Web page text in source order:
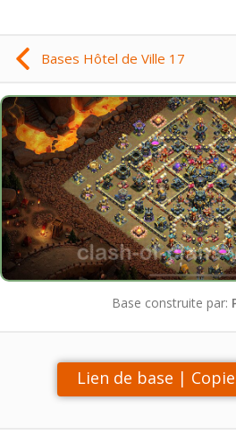
Bases Hôtel de Ville 17
Base construite par:
Lien de base |